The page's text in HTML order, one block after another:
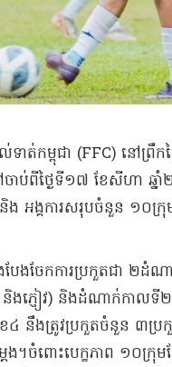
ម្ពុជា (FFC) នៅ​ព្រឹក​ថ្ង
ាប់ពី​ថ្ងៃទី​១៧ ខែសីហា ឆ្ន
អង្គការ​សរុប​ចំនួន ១០​ក្រុ
បែងចែក​ការប្រកួត​ជា ២​
និង​ភ្ញៀវ​) និង​ដំណាក់កាល​
នឹងត្រូវ​ប្រកួត​ចំនួន ៣​ប្រ
ង​។​​ចំពោះ​បេក្ខភាព ១០​ក្រុ